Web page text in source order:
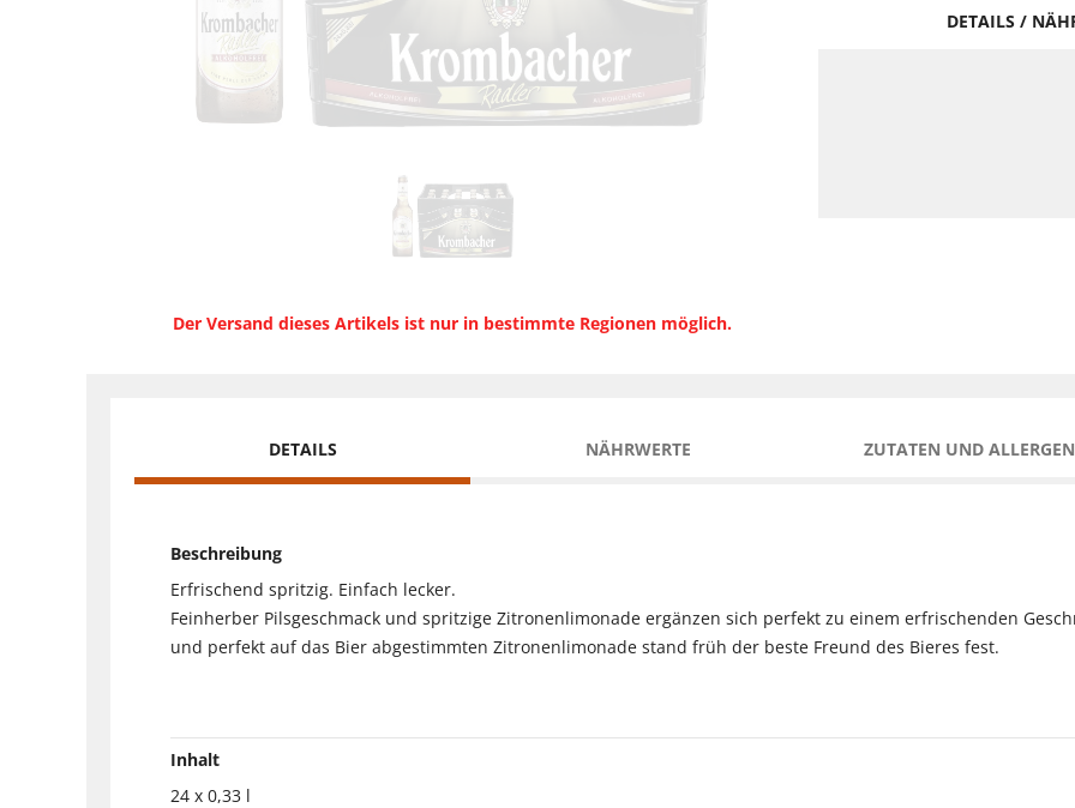
Der Versand dieses Artikels ist nur in bestimmte Regionen möglich.
DETAILS /
DETAILS NÄHRWERTE ZUTATEN UND
Beschreibung
Erfrischend spritzig. Einfach lecker.
Feinherber Pilsgeschmack und spritzige Zitronenlimonade ergänzen sich perfekt zu einem erfrischenden
und perfekt auf das Bier abgestimmten Zitronenlimonade stand früh der beste Freund des Bieres fest.
Inhalt
24 x 0,33 l